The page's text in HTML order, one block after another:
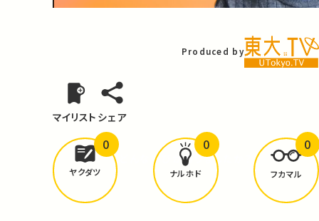
Produced by
マイリスト シェア
どんな学びがありましたか？
ヤクダツ
0
ナルホド
0
フカマル
0